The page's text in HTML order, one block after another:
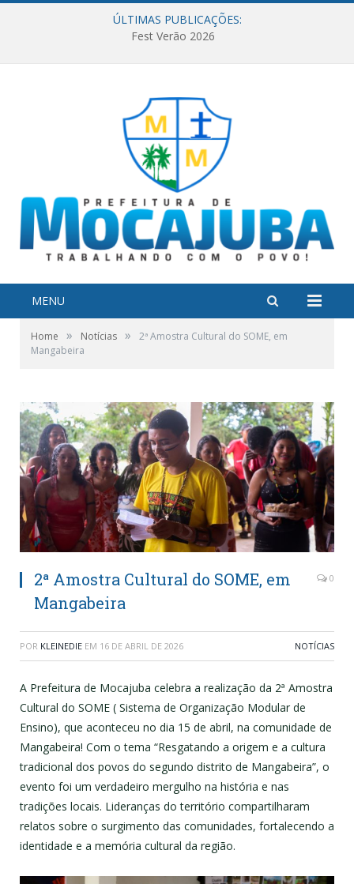
ÚLTIMAS PUBLICAÇÕES:
Fest Verão 2026
MENU
Home » Notícias »
2ª Amostra Cultural do SOME, em
Mangabeira
2ª Amostra Cultural do SOME, em
Mangabeira
0
POR KLEINEDIE EM 16 DE ABRIL DE 2026 NOTÍCIAS
A Prefeitura de Mocajuba celebra a realização da 2ª Amostra
Cultural do SOME ( Sistema de Organização Modular de
Ensino), que aconteceu no dia 15 de abril, na comunidade de
Mangabeira! Com o tema “Resgatando a origem e a cultura
tradicional dos povos do segundo distrito de Mangabeira”, o
evento foi um verdadeiro mergulho na história e nas
tradições locais. Lideranças do território compartilharam
relatos sobre o surgimento das comunidades, fortalecendo a
identidade e a memória cultural da região.